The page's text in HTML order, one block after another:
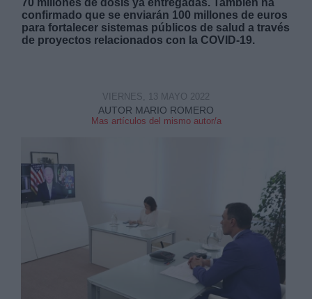
70 millones de dosis ya entregadas. También ha
confirmado que se enviarán 100 millones de euros
para fortalecer sistemas públicos de salud a través
de proyectos relacionados con la COVID-19.
AUTOR MARIO ROMERO
Mas artículos del mismo autor/a
VIERNES, 13 MAYO 2022
link
Información adicional
link